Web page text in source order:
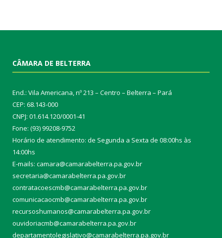
CÂMARA DE BELTERRA
End.: Vila Americana, nº 213 – Centro – Belterra – Pará
CEP: 68.143-000
CNPJ: 01.614.120/0001-41
Fone: (93) 99208-9752
Horário de atendimento: de Segunda a Sexta de 08:00hs às
14:00hs
E-mails: camara@camarabelterra.pa.gov.br
secretaria@camarabelterra.pa.gov.br
contratacoescmb@camarabelterra.pa.gov.br
comunicacaocmb@camarabelterra.pa.gov.br
recursoshumanos@camarabelterra.pa.gov.br
ouvidoriacmb@camarabelterra.pa.gov.br
departamentolegislativo@camarabelterra.pa.gov.br